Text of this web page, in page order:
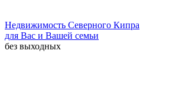
Недвижимость Северного Кипра
для Вас и Вашей семьи
без выходных